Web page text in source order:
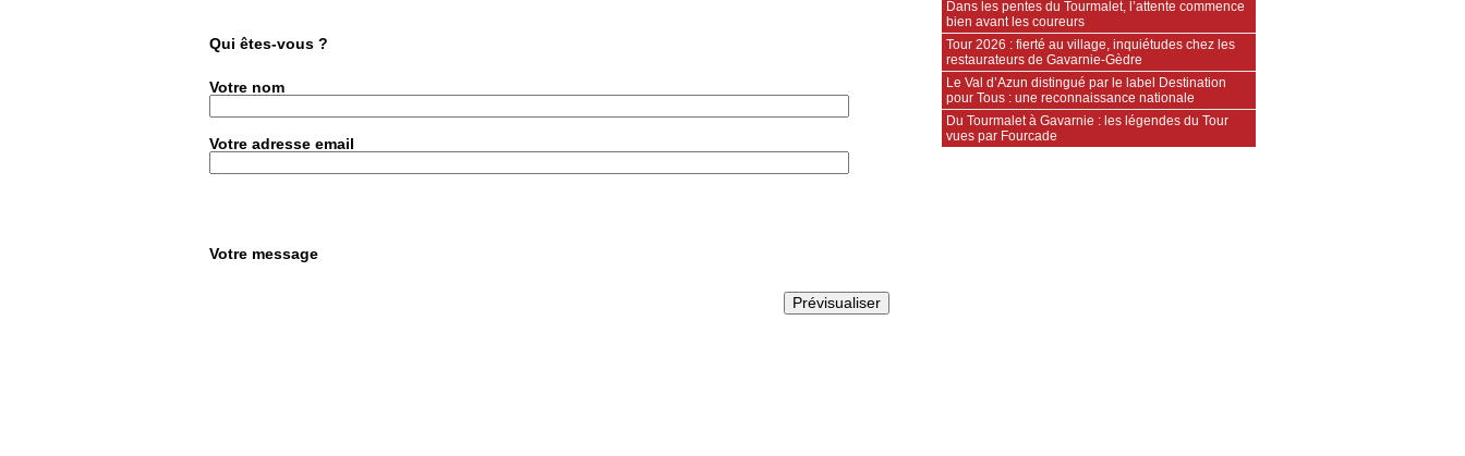
Qui êtes-vous ?
Votre nom
Votre adresse email
Votre message
Dans les pentes du Tourmalet, l’attente commence
bien avant les coureurs
Tour 2026 : fierté au village, inquiétudes chez les
restaurateurs de Gavarnie‑Gèdre
Le Val d’Azun distingué par le label Destination
pour Tous : une reconnaissance nationale
Du Tourmalet à Gavarnie : les légendes du Tour
vues par Fourcade